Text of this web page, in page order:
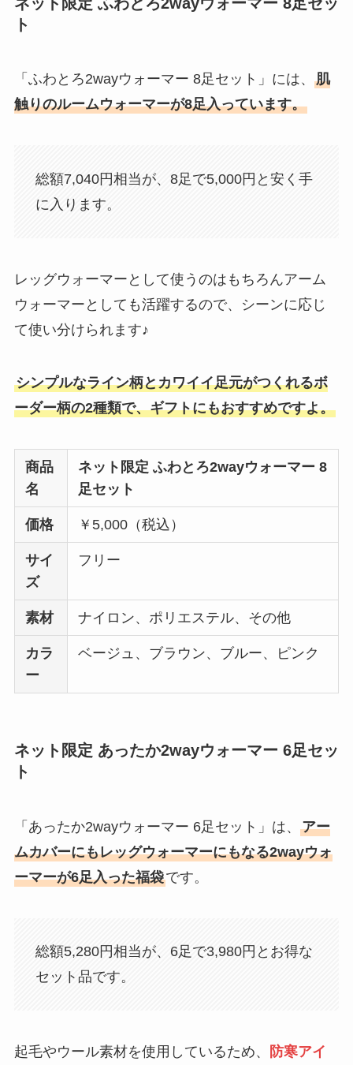
ト
「ふわとろ2wayウォーマー 8足セット」には、 肌
触りのルームウォーマーが8足入っています。
総額7,040円相当が、8足で5,000円と安く手
に入ります。
レッグウォーマーとして使うのはもちろんアーム
ウォーマーとしても活躍するので、シーンに応じ
て使い分けられます♪
シンプルなライン柄とカワイイ足元がつくれるボ
ーダー柄の2種類で、ギフトにもおすすめですよ。
商品
名
ネット限定 ふわとろ2wayウォーマー 8
足セット
価格 ￥5,000（税込）
サイ
ズ
フリー
素材 ナイロン、ポリエステル、その他
カラ
ー
ベージュ、ブラウン、ブルー、ピンク
ネット限定 あったか2wayウォーマー 6足セッ
ト
「あったか2wayウォーマー 6足セット」は、 アー
ムカバーにもレッグウォーマーにもなる2wayウォ
ーマーが6足入った福袋です。
総額5,280円相当が、6足で3,980円とお得な
セット品です。
起毛やウール素材を使用しているため、
防寒アイ